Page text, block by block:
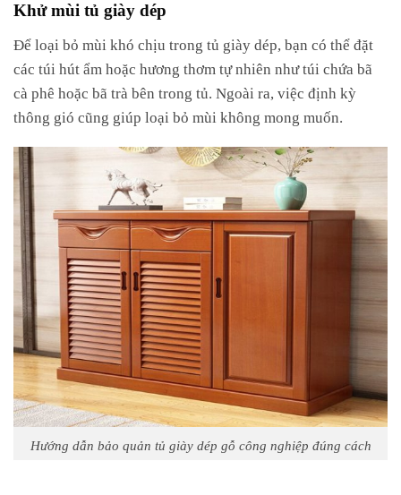
Khử mùi tủ giày dép
Để loại bỏ mùi khó chịu trong tủ giày dép, bạn có thể đặt
các túi hút ẩm hoặc hương thơm tự nhiên như túi chứa bã
cà phê hoặc bã trà bên trong tủ. Ngoài ra, việc định kỳ
thông gió cũng giúp loại bỏ mùi không mong muốn.
Hướng dẫn bảo quản tủ giày dép gỗ công nghiệp đúng cách